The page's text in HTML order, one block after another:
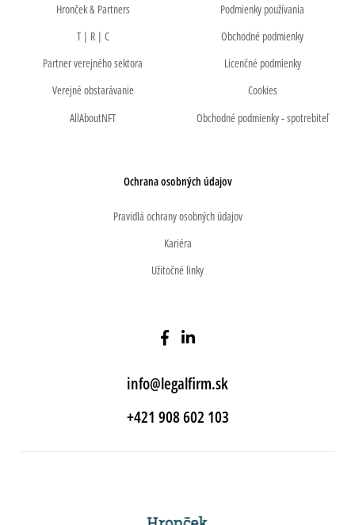
Hronček & Partners
T | R | C
Partner verejného sektora
Verejné obstarávanie
AllAboutNFT
Podmienky používania
Obchodné podmienky
Licenčné podmienky
Cookies
Obchodné podmienky - spotrebiteľ
Ochrana osobných údajov
Pravidlá ochrany osobných údajov
Kariéra
Užitočné linky
info@legalfirm.sk
+421 908 602 103